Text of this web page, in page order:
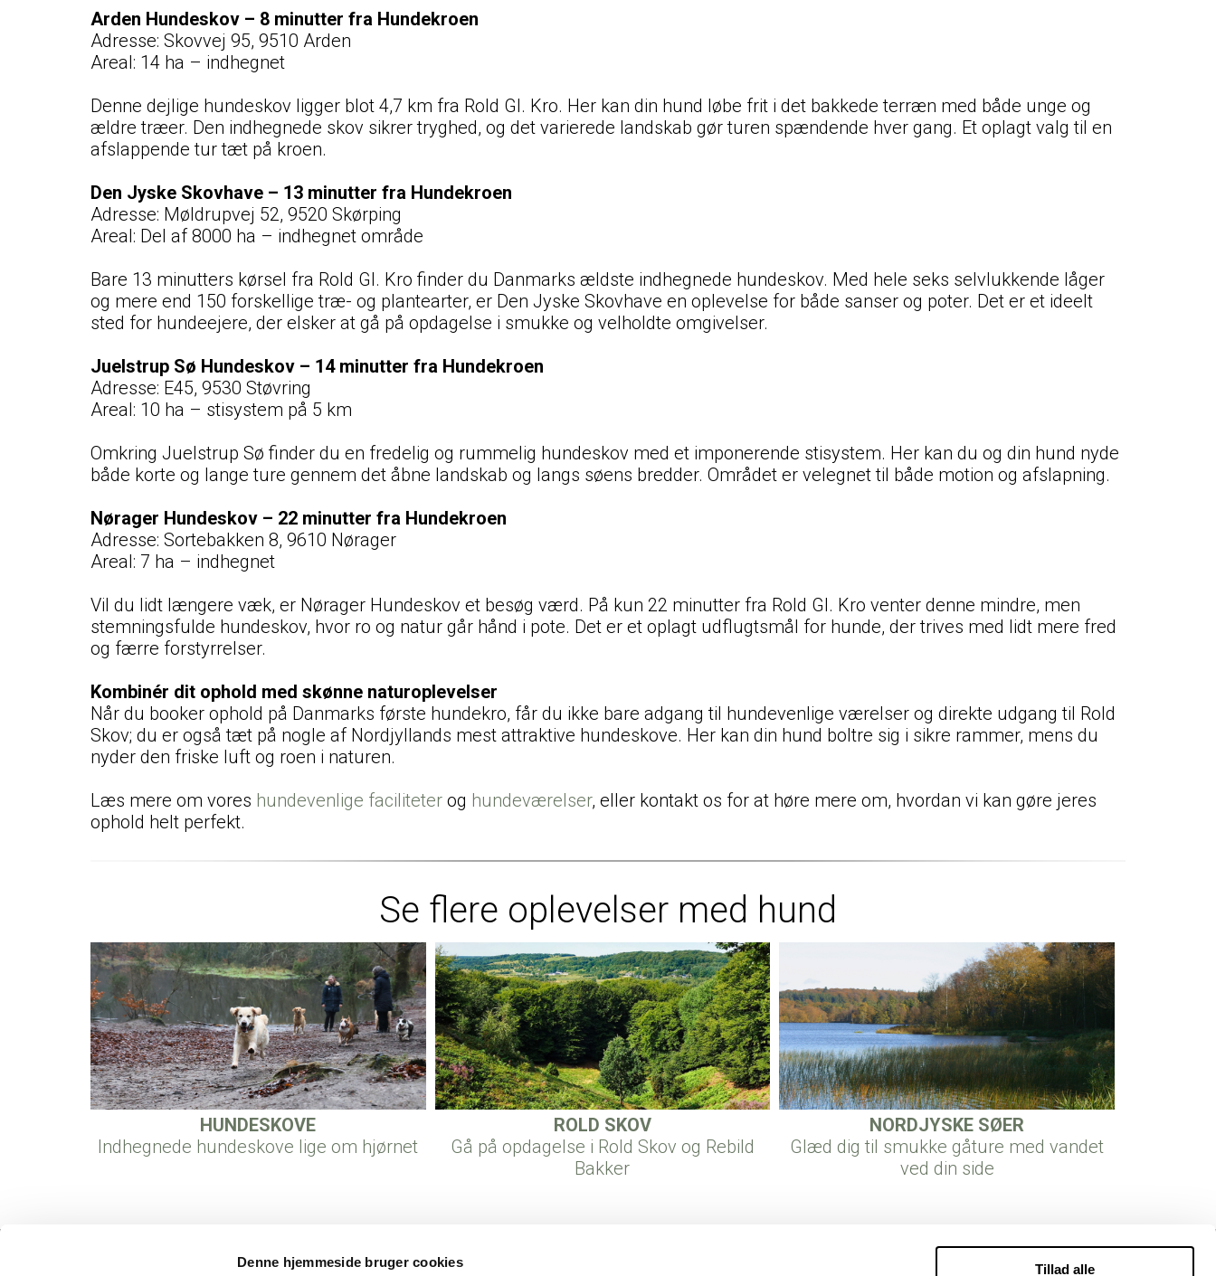
Denne hjemmeside bruger cookies Tillad alle
Arden Hundeskov – 8 minutter fra Hundekroen
Adresse: Skovvej 95, 9510 Arden
Areal: 14 ha – indhegnet
Denne dejlige hundeskov ligger blot 4,7 km fra Rold Gl. Kro. Her kan din hund løbe frit i det bakkede terræn med både unge og
ældre træer. Den indhegnede skov sikrer tryghed, og det varierede landskab gør turen spændende hver gang. Et oplagt valg til en
afslappende tur tæt på kroen.
Den Jyske Skovhave – 13 minutter fra Hundekroen
Adresse: Møldrupvej 52, 9520 Skørping
Areal: Del af 8000 ha – indhegnet område
Bare 13 minutters kørsel fra Rold Gl. Kro finder du Danmarks ældste indhegnede hundeskov. Med hele seks selvlukkende låger
og mere end 150 forskellige træ- og plantearter, er Den Jyske Skovhave en oplevelse for både sanser og poter. Det er et ideelt
sted for hundeejere, der elsker at gå på opdagelse i smukke og velholdte omgivelser.
Juelstrup Sø Hundeskov – 14 minutter fra Hundekroen
Adresse: E45, 9530 Støvring
Areal: 10 ha – stisystem på 5 km
Omkring Juelstrup Sø finder du en fredelig og rummelig hundeskov med et imponerende stisystem. Her kan du og din hund nyde
både korte og lange ture gennem det åbne landskab og langs søens bredder. Området er velegnet til både motion og afslapning.
Nørager Hundeskov – 22 minutter fra Hundekroen
Adresse: Sortebakken 8, 9610 Nørager
Areal: 7 ha – indhegnet
Vil du lidt længere væk, er Nørager Hundeskov et besøg værd. På kun 22 minutter fra Rold Gl. Kro venter denne mindre, men
stemningsfulde hundeskov, hvor ro og natur går hånd i pote. Det er et oplagt udflugtsmål for hunde, der trives med lidt mere fred
og færre forstyrrelser.
Kombinér dit ophold med skønne naturoplevelser
Når du booker ophold på Danmarks første hundekro, får du ikke bare adgang til hundevenlige værelser og direkte udgang til Rold
Skov; du er også tæt på nogle af Nordjyllands mest attraktive hundeskove. Her kan din hund boltre sig i sikre rammer, mens du
nyder den friske luft og roen i naturen.
Læs mere om vores hundevenlige faciliteter og hundeværelser, eller kontakt os for at høre mere om, hvordan vi kan gøre jeres
ophold helt perfekt.
Se flere oplevelser med hund
HUNDESKOVE
Indhegnede hundeskove lige om hjørnet
ROLD SKOV
Gå på opdagelse i Rold Skov og Rebild
Bakker
NORDJYSKE SØER
Glæd dig til smukke gåture med vandet
ved din side